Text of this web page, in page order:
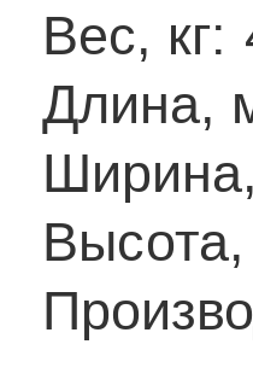
Вес, кг:
Длина,